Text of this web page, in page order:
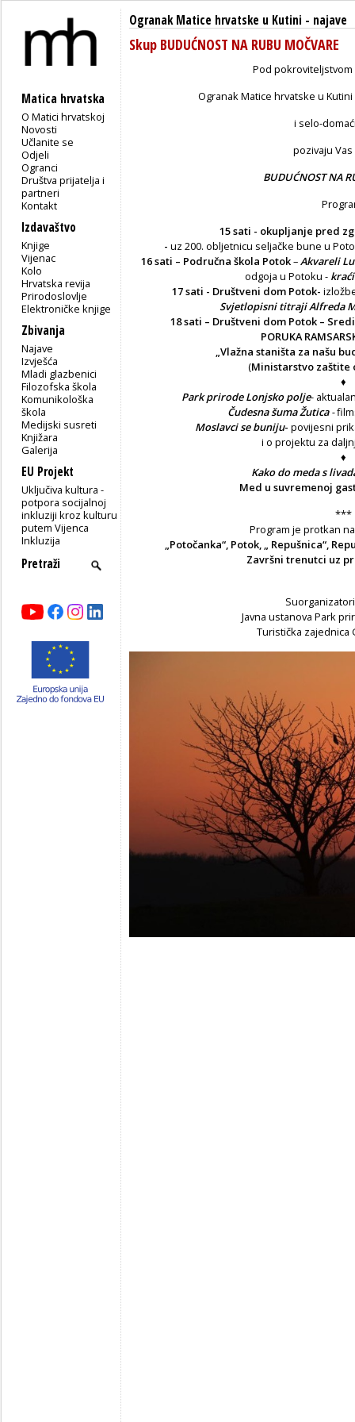
Matica hrvatska
O Matici hrvatskoj
Novosti
Učlanite se
Odjeli
Ogranci
Društva prijatelja i
partneri
Kontakt
Izdavaštvo
Knjige
Vijenac
Kolo
Hrvatska revija
Prirodoslovlje
Elektroničke knjige
Zbivanja
Najave
Izvješća
Mladi glazbenici
Filozofska škola
Komunikološka
škola
Medijski susreti
Knjižara
Galerija
EU Projekt
Uključiva kultura -
potpora socijalnoj
inkluziji kroz kulturu
putem Vijenca
Inkluzija
Ogranak Matice hrvatske u Kutini - najave
Skup BUDUĆNOST NA RUBU MOČVARE
Pod pokroviteljstvom
Ogranak Matice hrvatske u
i selo-
pozivaju
BUDUĆNOST NA
15 sati - okupljanje pred
- uz 200. obljetnicu seljačke bune u
16 sati – Područna škola Potok–Akvareli
odgoja u Potoku -
17 sati - Društveni dom Potok-
Svjetlopisni titraji Alfreda
18 sati – Društveni dom Potok –
PORUKA
„Vlažna staništa za našu
(Ministarstvo zaštite
♦
Park prirode Lonjsko polje-
Čudesna šuma Žutica-
Moslavci se buniju- povijesni
i o projektu za
♦
Kako do meda s
Med u suvremenoj
***
Program je protkan
„Potočanka“, Potok, „ Repušnica“,
Završni trenutci uz
Javna ustanova Park
Turistička zajednica